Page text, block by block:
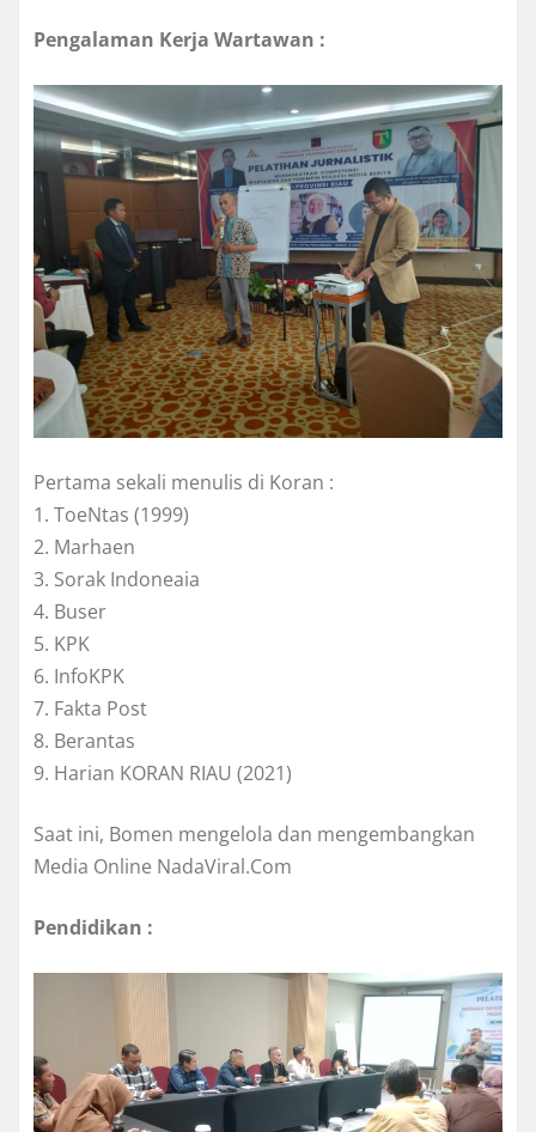
Pengalaman Kerja Wartawan :
Pertama sekali menulis di Koran :
1. ToeNtas (1999)
2. Marhaen
3. Sorak Indoneaia
4. Buser
5. KPK
6. InfoKPK
7. Fakta Post
8. Berantas
9. Harian KORAN RIAU (2021)
Saat ini, Bomen mengelola dan mengembangkan
Media Online NadaViral.Com
Pendidikan :